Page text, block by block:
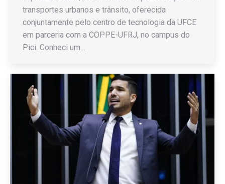
transportes urbanos e trânsito, oferecida
conjuntamente pelo centro de tecnologia da UFCE
em parceria com a COPPE-UFRJ, no campus do
Pici. Conheci um…